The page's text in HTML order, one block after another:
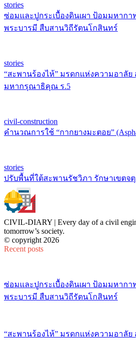
stories
ซ่อมและปูกระเบื้องดินเผา ป้อมมหากา
พระบารมี สืบสานวิถีรัตนโกสินทร์
stories
“สะพานร้องไห้” มรดกแห่งความอาลัย
มหากรุณาธิคุณ ร.5
civil-construction
คำนวณการใช้ “กากยางมะตอย”
stories
ปรับพื้นที่ใต้สะพานรัชวิภา รักษาเขตจ
CIVIL-DIARY | Every day of a civil
tomorrow’s society.
© copyright 2026
Recent posts
ซ่อมและปูกระเบื้องดินเผา ป้อมมหากา
พระบารมี สืบสานวิถีรัตนโกสินทร์
“สะพานร้องไห้” มรดกแห่งความอาลัย